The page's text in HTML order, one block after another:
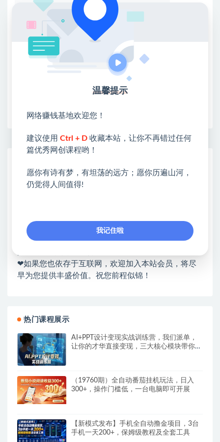
①：点击右上角【 】三个点
②：选择【在浏览器打开】
③：点击右上方【登录】领取
限时活动：注册新用户赠送VIP
站长微信：无
各种项目 + 提升网创认知。
❤本站为众多团队提供了重要价值，也为众多创业者
❤如果您也依存于互联网，欢迎加入本站会员，将尽
早为您提供丰盛价值。祝您前程似锦！
热门课程展示
AI+PPT设计变现实战训练营，我们派单，
让你的才华直接变现，三大核心模块带你构
（19760期）全自动番茄挂机玩法，日入
300+，操作门槛低，一台电脑即可开展
【新模式发布】手机全自动撸金项目，3台
手机一天200+，保姆级教程及全套工具
温馨提示
网络赚钱基地欢迎您！
建议使用 Ctrl + D 收藏本站，让你不再错过任何
篇优秀网创课程哟！
愿你有诗有梦，有坦荡的远方；愿你历遍山河，
仍觉得人间值得!
我记住啦